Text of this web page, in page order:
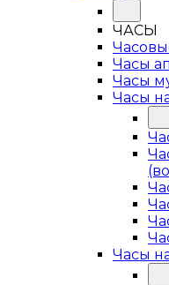
ЧАСЫ
Часы
Часы
Часы
Часы